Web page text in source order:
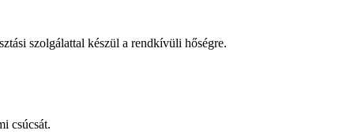
szolgálattal készül a rendkívüli hőségre.
csúcsát.